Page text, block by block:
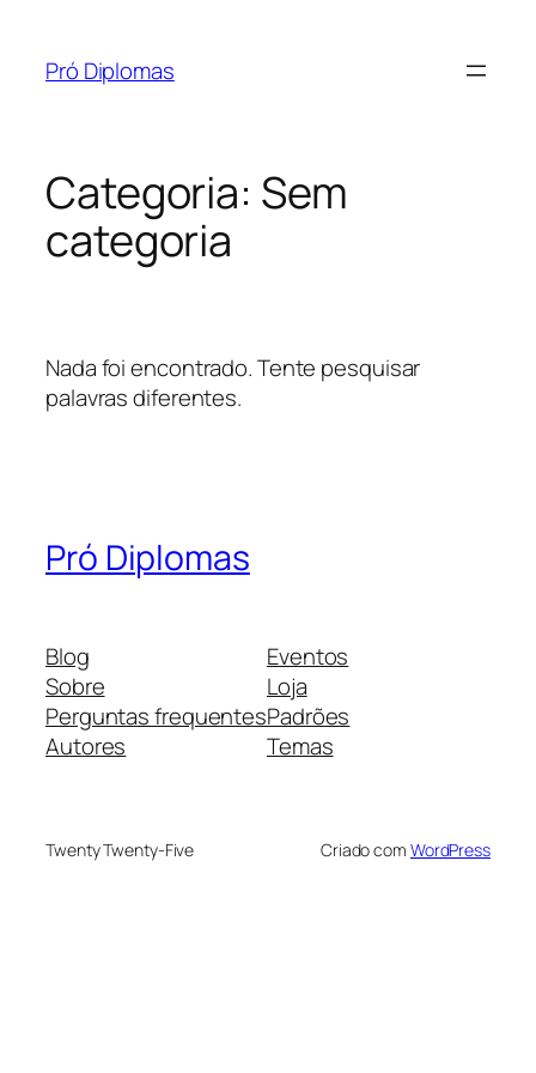
Pró Diplomas
Categoria: Sem
categoria
Nada foi encontrado. Tente pesquisar
palavras diferentes.
Pró Diplomas
Blog
Sobre
Perguntas frequentes
Autores
Eventos
Loja
Padrões
Temas
Twenty Twenty-Five Criado com WordPress